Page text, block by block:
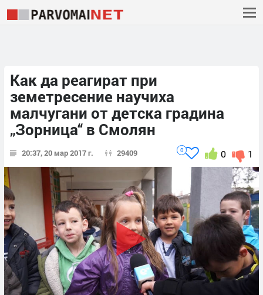
Как да реагират при
земетресение научиха
малчугани от детска градина
„Зорница“ в Смолян
20:37, 20 мар 2017 г. 29409 1
0
0